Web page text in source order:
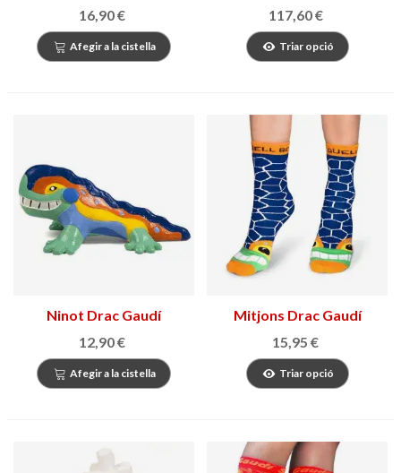
16,90 €
Afegir a la cistella
117,60 €
Triar opció
Ninot Drac Gaudí
12,90 €
Afegir a la cistella
Mitjons Drac Gaudí
15,95 €
Triar opció